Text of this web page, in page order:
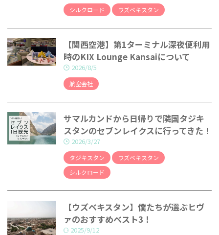
シルクロード ウズベキスタン
【関西空港】第1ターミナル深夜便利用
時のKIX Lounge Kansaiについて
2026/8/5
航空会社
サマルカンドから日帰りで隣国タジキ
スタンのセブンレイクスに行ってきた！
2026/3/27
タジキスタン
ウズベキスタン
シルクロード
【ウズベキスタン】僕たちが選ぶヒヴ
ァのおすすめベスト3！
2025/9/12